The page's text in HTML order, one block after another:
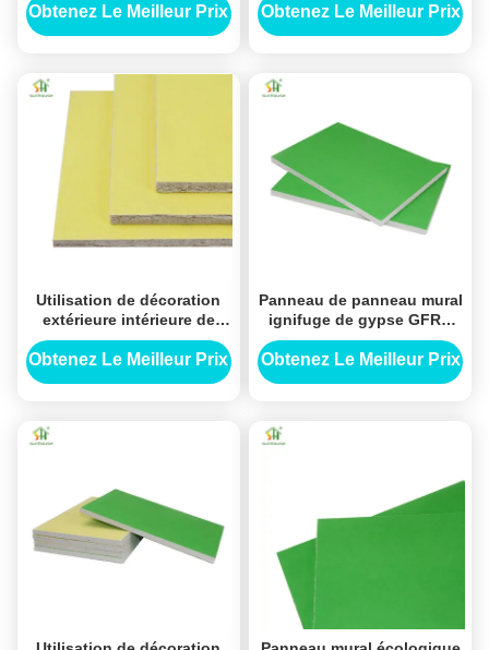
extérieure de décoration
Obtenez Le Meilleur Prix
décoration extérieure
Obtenez Le Meilleur Prix
Utilisation de décoration
extérieure intérieure de
panneau de mur GFRG
pour l'utilisation
Obtenez Le Meilleur Prix
Panneau de panneau mural
ignifuge de gypse GFRG
pour utilisation de
décoration extérieure
Obtenez Le Meilleur Prix